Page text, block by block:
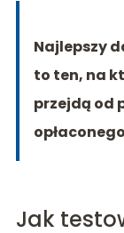
Najlepszy
to ten, na
przejdą od
Jak